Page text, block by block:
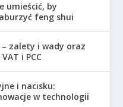
umieścić, by
feng shui
zalety i wady oraz
i PCC
i nacisku:
w technologii